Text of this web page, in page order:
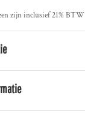
zijn inclusief 21% BTW